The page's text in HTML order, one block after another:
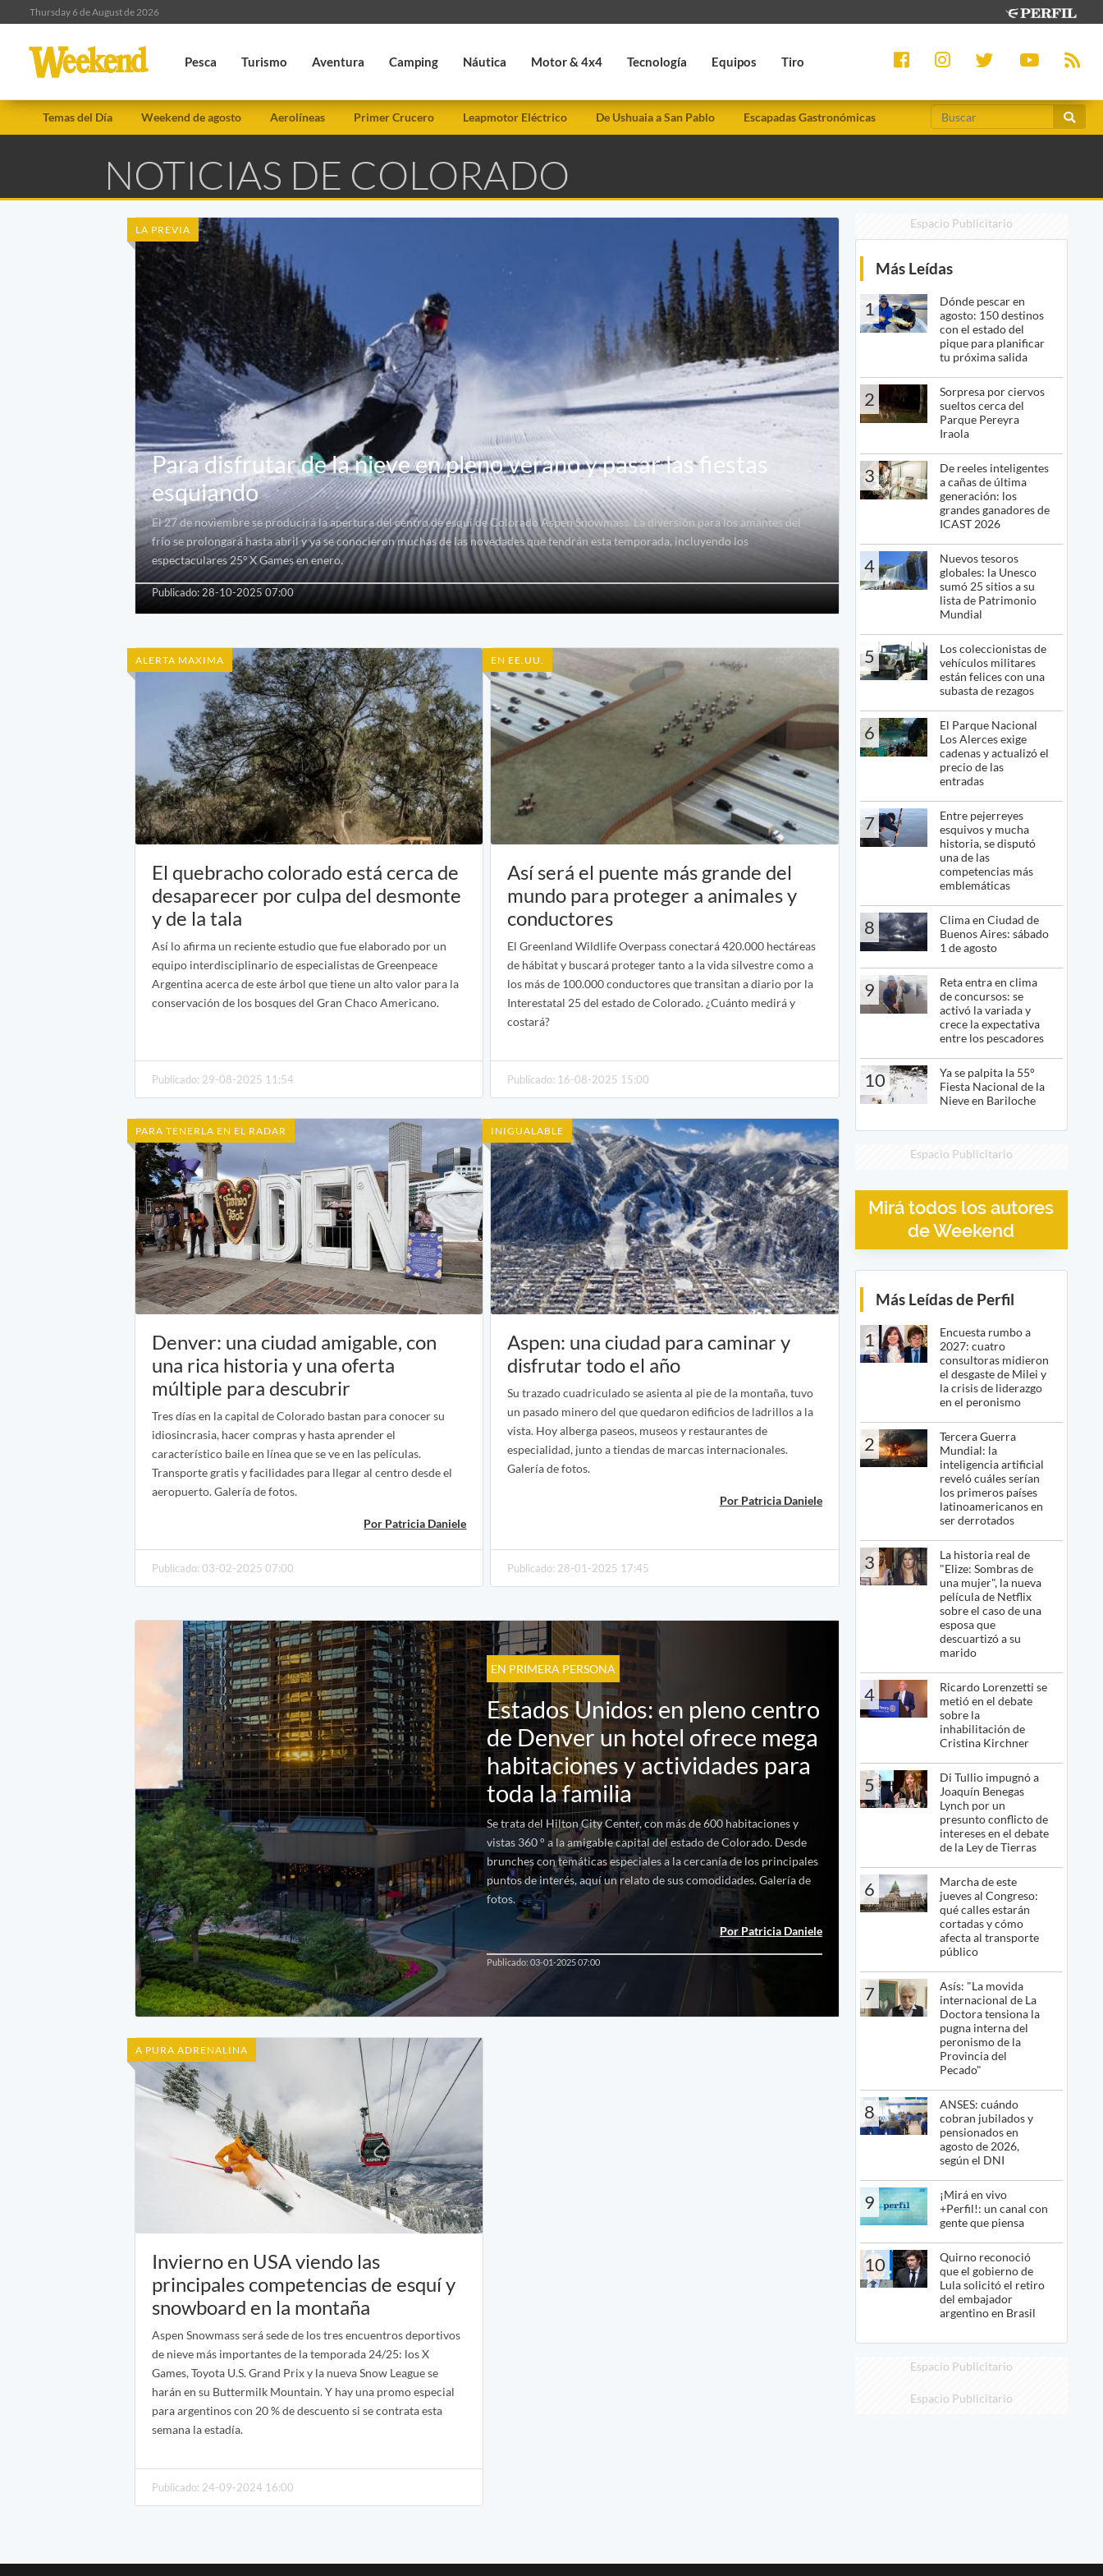
Thursday 6 de August de 2026
Pesca Turismo Aventura Camping Náutica Motor & 4x4 Tecnología Equipos Tiro
Temas del Día Weekend de agosto Aerolíneas Primer Crucero Leapmotor Eléctrico De Ushuaia a San Pablo Escapadas Gastronómicas
NOTICIAS DE COLORADO
LA PREVIA
Para disfrutar de la nieve en pleno verano y pasar las fiestas
esquiando
El 27 de noviembre se producirá la apertura del centro de esquí de Colorado Aspen Snowmass. La diversión para los amantes del
frío se prolongará hasta abril y ya se conocieron muchas de las novedades que tendrán esta temporada, incluyendo los
espectaculares 25º X Games en enero.
Publicado: 28-10-2025 07:00
ALERTA MAXIMA
El quebracho colorado está cerca de
desaparecer por culpa del desmonte
y de la tala
Así lo afirma un reciente estudio que fue elaborado por un
equipo interdisciplinario de especialistas de Greenpeace
Argentina acerca de este árbol que tiene un alto valor para la
conservación de los bosques del Gran Chaco Americano.
Publicado: 29-08-2025 11:54
EN EE.UU.
Así será el puente más grande del
mundo para proteger a animales y
conductores
El Greenland Wildlife Overpass conectará 420.000 hectáreas
de hábitat y buscará proteger tanto a la vida silvestre como a
los más de 100.000 conductores que transitan a diario por la
Interestatal 25 del estado de Colorado. ¿Cuánto medirá y
costará?
Publicado: 16-08-2025 15:00
PARA TENERLA EN EL RADAR
Denver: una ciudad amigable, con
una rica historia y una oferta
múltiple para descubrir
Tres días en la capital de Colorado bastan para conocer su
idiosincrasia, hacer compras y hasta aprender el
característico baile en línea que se ve en las películas.
Transporte gratis y facilidades para llegar al centro desde el
aeropuerto. Galería de fotos.
Por Patricia Daniele
Publicado: 03-02-2025 07:00
INIGUALABLE
Aspen: una ciudad para caminar y
disfrutar todo el año
Su trazado cuadriculado se asienta al pie de la montaña, tuvo
un pasado minero del que quedaron edificios de ladrillos a la
vista. Hoy alberga paseos, museos y restaurantes de
especialidad, junto a tiendas de marcas internacionales.
Galería de fotos.
Por Patricia Daniele
Publicado: 28-01-2025 17:45
EN PRIMERA PERSONA
Estados Unidos: en pleno centro
de Denver un hotel ofrece mega
habitaciones y actividades para
toda la familia
Se trata del Hilton City Center, con más de 600 habitaciones y
vistas 360 ° a la amigable capital del estado de Colorado. Desde
brunches con temáticas especiales a la cercanía de los principales
puntos de interés, aquí un relato de sus comodidades. Galería de
fotos.
Por Patricia Daniele
Publicado: 03-01-2025 07:00
A PURA ADRENALINA
Invierno en USA viendo las
principales competencias de esquí y
snowboard en la montaña
Aspen Snowmass será sede de los tres encuentros deportivos
de nieve más importantes de la temporada 24/25: los X
Games, Toyota U.S. Grand Prix y la nueva Snow League se
harán en su Buttermilk Mountain. Y hay una promo especial
para argentinos con 20 % de descuento si se contrata esta
semana la estadía.
Publicado: 24-09-2024 16:00
Espacio Publicitario
Más Leídas
1
Dónde pescar en
agosto: 150 destinos
con el estado del
pique para planificar
tu próxima salida
2
Sorpresa por ciervos
sueltos cerca del
Parque Pereyra
Iraola
3
De reeles inteligentes
a cañas de última
generación: los
grandes ganadores de
ICAST 2026
4
Nuevos tesoros
globales: la Unesco
sumó 25 sitios a su
lista de Patrimonio
Mundial
5
Los coleccionistas de
vehículos militares
están felices con una
subasta de rezagos
6
El Parque Nacional
Los Alerces exige
cadenas y actualizó el
precio de las
entradas
7
Entre pejerreyes
esquivos y mucha
historia, se disputó
una de las
competencias más
emblemáticas
8
Clima en Ciudad de
Buenos Aires: sábado
1 de agosto
9
Reta entra en clima
de concursos: se
activó la variada y
crece la expectativa
entre los pescadores
10
Ya se palpita la 55°
Fiesta Nacional de la
Nieve en Bariloche
Espacio Publicitario
Mirá todos los autores
de Weekend
Más Leídas de Perfil
1
Encuesta rumbo a
2027: cuatro
consultoras midieron
el desgaste de Milei y
la crisis de liderazgo
en el peronismo
2
Tercera Guerra
Mundial: la
inteligencia artificial
reveló cuáles serían
los primeros países
latinoamericanos en
ser derrotados
3
La historia real de
"Elize: Sombras de
una mujer", la nueva
película de Netflix
sobre el caso de una
esposa que
descuartizó a su
marido
4
Ricardo Lorenzetti se
metió en el debate
sobre la
inhabilitación de
Cristina Kirchner
5
Di Tullio impugnó a
Joaquín Benegas
Lynch por un
presunto conflicto de
intereses en el debate
de la Ley de Tierras
6
Marcha de este
jueves al Congreso:
qué calles estarán
cortadas y cómo
afecta al transporte
público
7
Asís: "La movida
internacional de La
Doctora tensiona la
pugna interna del
peronismo de la
Provincia del
Pecado"
8
ANSES: cuándo
cobran jubilados y
pensionados en
agosto de 2026,
según el DNI
9
¡Mirá en vivo
+Perfil!: un canal con
gente que piensa
10
Quirno reconoció
que el gobierno de
Lula solicitó el retiro
del embajador
argentino en Brasil
Espacio Publicitario
Espacio Publicitario